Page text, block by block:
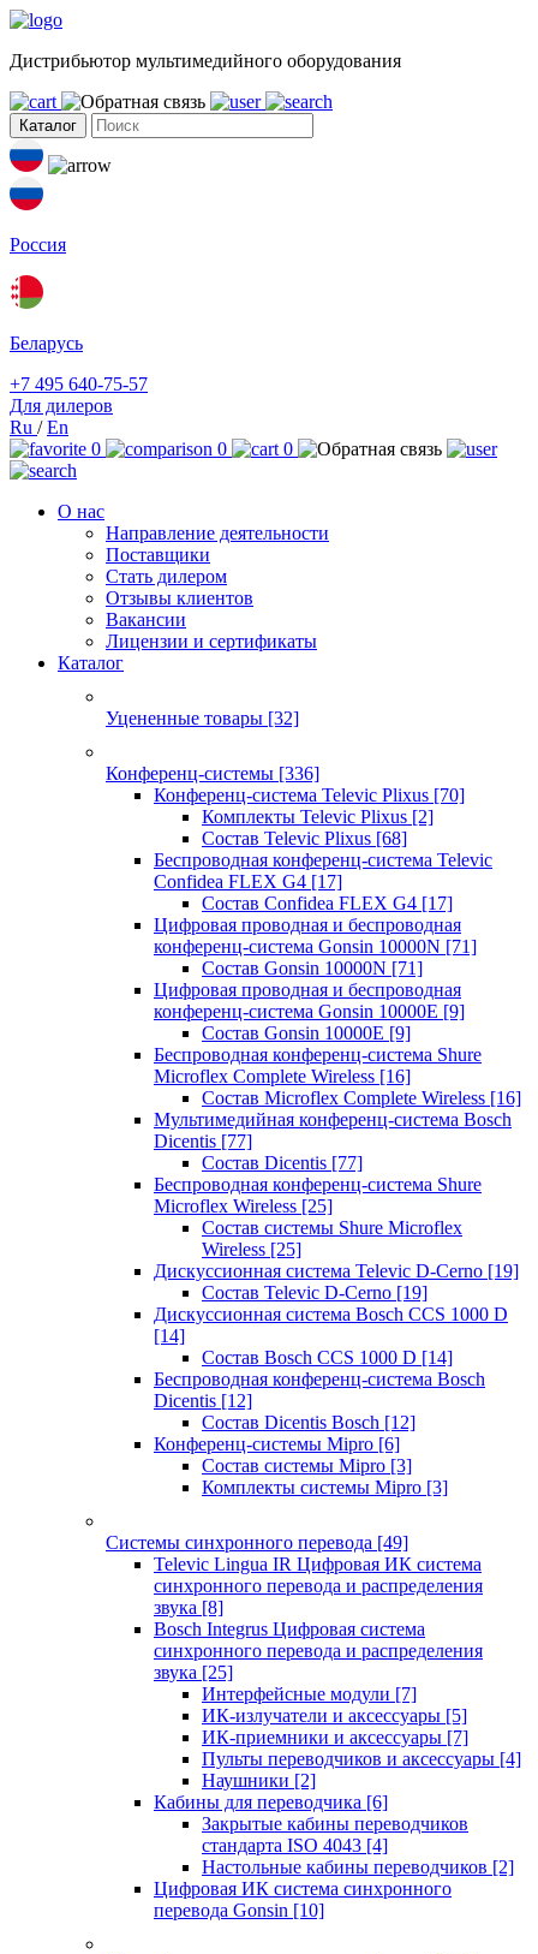
Дистрибьютор мультимедийного оборудования
Каталог
Россия
Беларусь
+7 495 640-75-57
Для дилеров
Ru /En
0
0 0
О нас
Направление деятельности
Поставщики
Стать дилером
Отзывы клиентов
Вакансии
Лицензии и сертификаты
Каталог
Уцененные товары [32]
Конференц-системы [336]
Конференц-система Televic Plixus [70]
Комплекты Televic Plixus [2]
Состав Televic Plixus [68]
Беспроводная конференц-система Televic
Confidea FLEX G4 [17]
Состав Confidea FLEX G4 [17]
Цифровая проводная и беспроводная
конференц-система Gonsin 10000N [71]
Состав Gonsin 10000N [71]
Цифровая проводная и беспроводная
конференц-система Gonsin 10000E [9]
Состав Gonsin 10000E [9]
Беспроводная конференц-система Shure
Microflex Complete Wireless [16]
Состав Microflex Complete Wireless [16]
Мультимедийная конференц-система Bosch
Dicentis [77]
Состав Dicentis [77]
Беспроводная конференц-система Shure
Microflex Wireless [25]
Состав системы Shure Microflex
Wireless [25]
Дискуссионная система Televic D-Cerno [19]
Состав Televic D-Cerno [19]
Дискуссионная система Bosch CCS 1000 D
[14]
Состав Bosch CCS 1000 D [14]
Беспроводная конференц-система Bosch
Dicentis [12]
Состав Dicentis Bosch [12]
Конференц-системы Mipro [6]
Состав системы Mipro [3]
Комплекты системы Mipro [3]
Системы синхронного перевода [49]
Televic Lingua IR Цифровая ИК система
синхронного перевода и распределения
звука [8]
Bosch Integrus Цифровая система
синхронного перевода и распределения
звука [25]
Интерфейсные модули [7]
ИК-излучатели и аксессуары [5]
ИК-приемники и аксессуары [7]
Пульты переводчиков и аксессуары [4]
Наушники [2]
Кабины для переводчика [6]
Закрытые кабины переводчиков
стандарта ISO 4043 [4]
Настольные кабины переводчиков [2]
Цифровая ИК система синхронного
перевода Gonsin [10]